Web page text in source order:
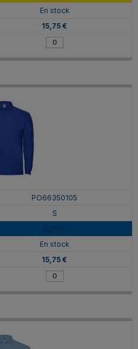
En stock
15,75 €
PO66350105
S
En stock
15,75 €